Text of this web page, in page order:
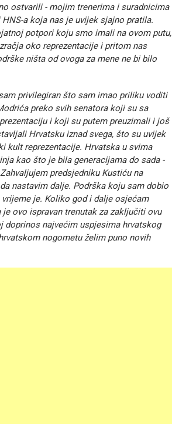
ostvarili - mojim trenerima i suradnicima
a koja nas je uvijek sjajno pratila.
potpori koju smo imali na ovom putu,
oko reprezentacije i pritom nas
ništa od ovoga za mene ne bi bilo
privilegiran što sam imao priliku voditi
preko svih senatora koji su sa
i koji su putem preuzimali i još
Hrvatsku iznad svega, što su uvijek
kult reprezentacije. Hrvatska u svima
kao što je bila generacijama do sada -
predsjedniku Kustiću na
nastavim dalje. Podrška koju sam dobio
je. Koliko god i dalje osjećam
ovo ispravan trenutak za zaključiti ovu
doprinos najvećim uspjesima hrvatskog
nogometu želim puno novih